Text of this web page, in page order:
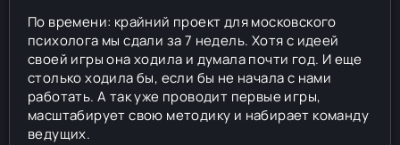
По времени: крайний проект для московского
психолога мы сдали за 7 недель. Хотя с идеей
своей игры она ходила и думала почти год. И еще
столько ходила бы, если бы не начала с нами
работать. А так уже проводит первые игры,
масштабирует свою методику и набирает команду
ведущих.